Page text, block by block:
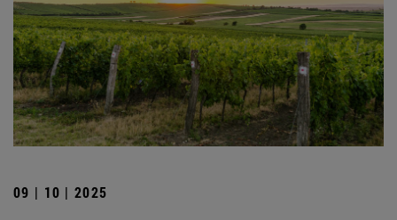
09 | 10 | 2025